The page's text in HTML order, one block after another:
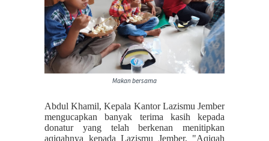
Makan bersama
Abdul Khamil, Kepala Kantor Lazismu Jember
mengucapkan banyak terima kasih kepada
donatur yang telah berkenan menitipkan
aqiqahnya kepada Lazismu Jember, "Aqiqah